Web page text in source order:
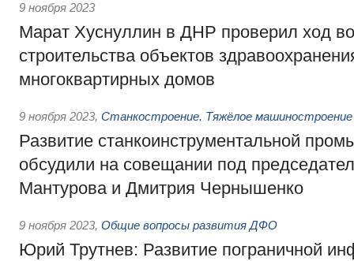
9 ноября 2023
Марат Хуснуллин в ДНР проверил ход
строительства объектов
многоквартирных домов
9 ноября 2023, Станкостроение. Тяжёлое машиностроение
Развитие станкоинструментальной
обсудили на совещании под
Мантурова и Дмитрия Чернышенко
9 ноября 2023, Общие вопросы развития ДФО
Юрий Трутнев: Развитие пограничной